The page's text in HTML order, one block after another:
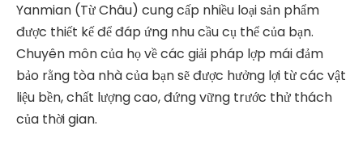
Yanmian (Từ Châu) cung cấp nhiều loại sản phẩm
được thiết kế để đáp ứng nhu cầu cụ thể của bạn.
Chuyên môn của họ về các giải pháp lợp mái đảm
bảo rằng tòa nhà của bạn sẽ được hưởng lợi từ các vật
liệu bền, chất lượng cao, đứng vững trước thử thách
của thời gian.